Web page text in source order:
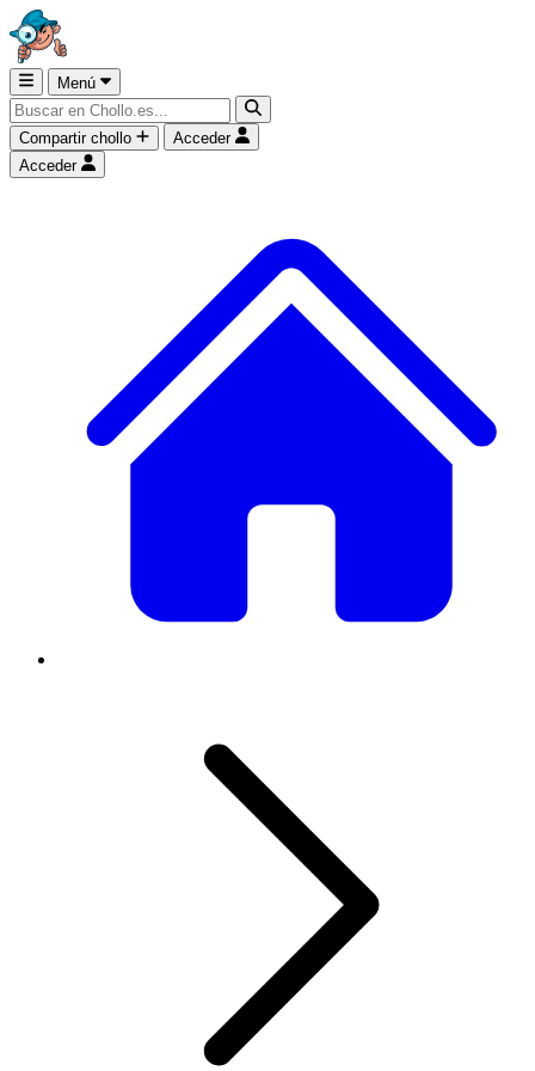
Menú
Compartir chollo
Acceder
Acceder